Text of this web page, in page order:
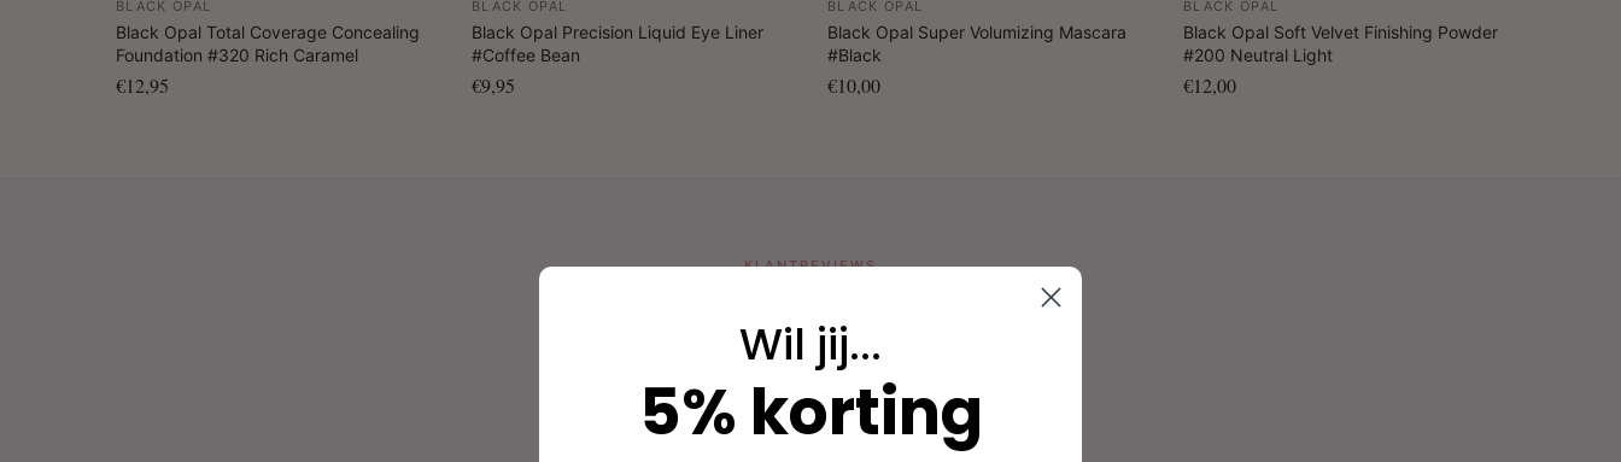
BLACK OPAL
Black Opal Total Coverage Concealing
Foundation #320 Rich Caramel
€12,95
BLACK OPAL
Black Opal Precision Liquid Eye Liner
#Coffee Bean
€9,95
BLACK OPAL
Black Opal Super Volumizing Mascara
#Black
€10,00
BLACK OPAL
Black Opal Soft Velvet Finishing Powder
#200 Neutral Light
€12,00
KLANTREVIEWS
Geliefd doorduizenden
krullenliefhebbers
Echte ervaringen van geverifieerde klanten.
Wil jij...
5% korting